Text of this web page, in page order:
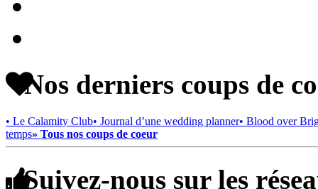
Nos derniers coups de
• Le Calamity Club• Journal d’une wedding planner• Blood over
temps» Tous nos coups de coeur
Suivez-nous sur les